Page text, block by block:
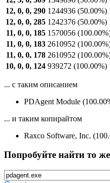
12, 0, 0, 290 1244936 (50.00%)
12, 0, 0, 285 1242376 (50.00%)
11, 0, 0, 185 1570056
11, 0, 0, 183 2610952
11, 0, 0, 178 2610952
10, 0, 0, 124 939272 (100.00%)
... с таким описанием
PDAgent Module
... и таким копирайтом
Raxco Software, Inc.
Попробуйте найти то